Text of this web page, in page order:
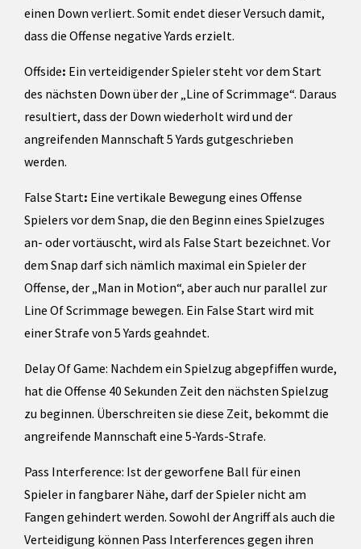
einen Down verliert. Somit endet dieser Versuch damit,
dass die Offense negative Yards erzielt.
Offside: Ein verteidigender Spieler steht vor dem Start
des nächsten Down über der „Line of Scrimmage“. Daraus
resultiert, dass der Down wiederholt wird und der
angreifenden Mannschaft 5 Yards gutgeschrieben
werden.
False Start: Eine vertikale Bewegung eines Offense
Spielers vor dem Snap, die den Beginn eines Spielzuges
an- oder vortäuscht, wird als False Start bezeichnet. Vor
dem Snap darf sich nämlich maximal ein Spieler der
Offense, der „Man in Motion“, aber auch nur parallel zur
Line Of Scrimmage bewegen. Ein False Start wird mit
einer Strafe von 5 Yards geahndet.
Delay Of Game: Nachdem ein Spielzug abgepfiffen wurde,
hat die Offense 40 Sekunden Zeit den nächsten Spielzug
zu beginnen. Überschreiten sie diese Zeit, bekommt die
angreifende Mannschaft eine 5-Yards-Strafe.
Pass Interference: Ist der geworfene Ball für einen
Spieler in fangbarer Nähe, darf der Spieler nicht am
Fangen gehindert werden. Sowohl der Angriff als auch die
Verteidigung können Pass Interferences gegen ihren